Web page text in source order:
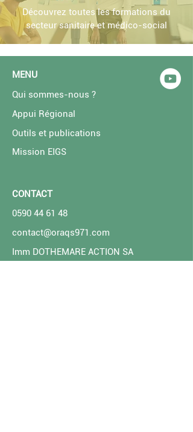
Découvrez toutes les formations du
secteur sanitaire et médico-social
MENU
Qui sommes-nous ?
Appui Régional
Outils et publications
Mission EIGS
CONTACT
0590 44 61 48
contact@oraqs971.com
Imm DOTHEMARE ACTION SA